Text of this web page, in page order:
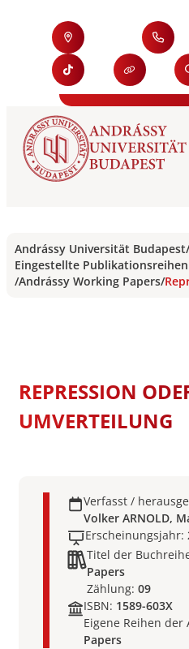
Andrássy Universität Budapest/
Eingestellte Publikationsreihen
/Andrássy Working Papers/
REPRESSION
UMVERTEILUNG
Verfasst /
Volker ARNOLD,
Erscheinungsjahr:
Titel der
Papers
Zählung: 09
ISBN: 1589-603X
Eigene Reihen der
Papers